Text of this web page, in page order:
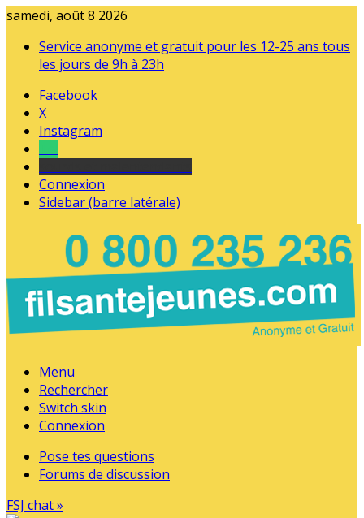
samedi, août 8 2026
Service anonyme et gratuit pour les 12-25 ans tous
les jours de 9h à 23h
Facebook
X
Instagram
Connexion
Sidebar (barre latérale)
Menu
Rechercher
Switch skin
Connexion
Pose tes questions
Forums de discussion
FSJ chat »